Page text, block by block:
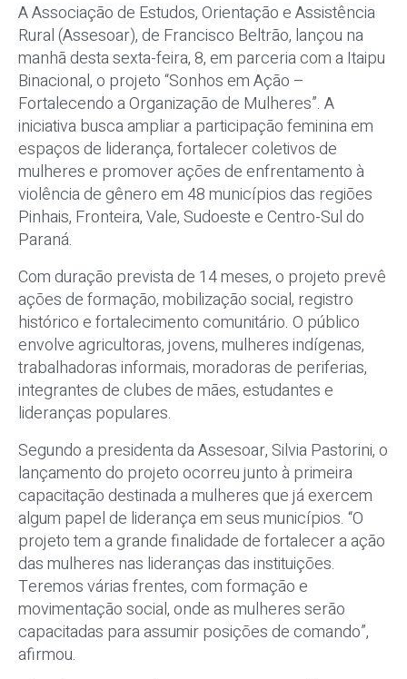
A Associação de Estudos, Orientação e Assistência
Rural (Assesoar), de Francisco Beltrão, lançou na
manhã desta sexta-feira, 8, em parceria com a Itaipu
Binacional, o projeto “Sonhos em Ação –
Fortalecendo a Organização de Mulheres”. A
iniciativa busca ampliar a participação feminina em
espaços de liderança, fortalecer coletivos de
mulheres e promover ações de enfrentamento à
violência de gênero em 48 municípios das regiões
Pinhais, Fronteira, Vale, Sudoeste e Centro-Sul do
Paraná.
Com duração prevista de 14 meses, o projeto prevê
ações de formação, mobilização social, registro
histórico e fortalecimento comunitário. O público
envolve agricultoras, jovens, mulheres indígenas,
trabalhadoras informais, moradoras de periferias,
integrantes de clubes de mães, estudantes e
lideranças populares.
Segundo a presidenta da Assesoar, Silvia Pastorini, o
lançamento do projeto ocorreu junto à primeira
capacitação destinada a mulheres que já exercem
algum papel de liderança em seus municípios. “O
projeto tem a grande finalidade de fortalecer a ação
das mulheres nas lideranças das instituições.
Teremos várias frentes, com formação e
movimentação social, onde as mulheres serão
capacitadas para assumir posições de comando”,
afirmou.